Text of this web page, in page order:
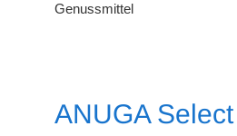
Genussmittel
ANUGA